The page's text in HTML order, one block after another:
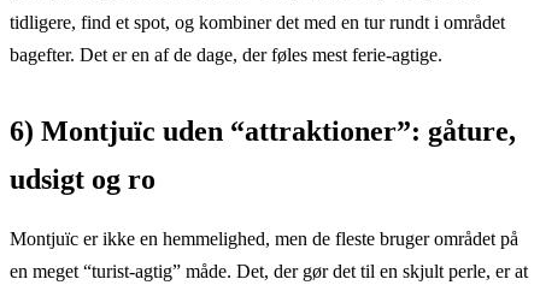
tidligere, find et spot, og kombiner det med en tur rundt i området
bagefter. Det er en af de dage, der føles mest ferie-agtige.
6) Montjuïc uden “attraktioner”: gåture,
udsigt og ro
Montjuïc er ikke en hemmelighed, men de fleste bruger området på
en meget “turist-agtig” måde. Det, der gør det til en skjult perle, er at